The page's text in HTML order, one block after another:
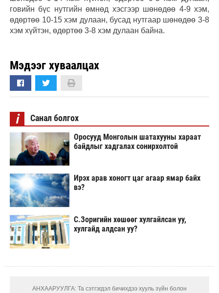
говийн бүс нутгийн өмнөд хэсгээр шөнөдөө 4-9 хэм,
өдөртөө 10-15 хэм дулаан, бусад нутгаар шөнөдөө 3-8
хэм хүйтэн, өдөртөө 3-8 хэм дулаан байна.
Мэдээг хуваалцах
i Санал болгох
Оросууд Монголын шатахууны хараат
байдлыг хадгалах сонирхолтой
Ирэх арав хоногт цаг агаар ямар байх
вэ?
С.Зоригийн хөшөөг хулгайлсан уу,
хулгайд алдсан уу?
АНХААРУУЛГА: Та сэтгэгдэл бичихдээ хууль зүйн болон